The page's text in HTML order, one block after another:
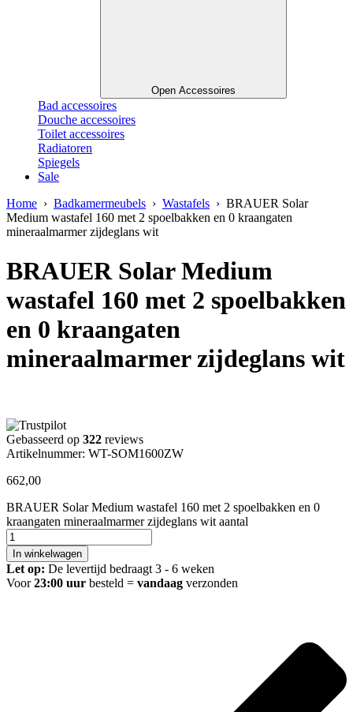
Open Accessoires
Bad accessoires
Douche accessoires
Toilet accessoires
Radiatoren
Spiegels
Sale
Home › Badkamermeubels › Wastafels › BRAUER Solar
Medium wastafel 160 met 2 spoelbakken en 0 kraangaten
mineraalmarmer zijdeglans wit
BRAUER Solar Medium
wastafel 160 met 2 spoelbakken
en 0 kraangaten
mineraalmarmer zijdeglans wit
Gebasseerd op 322 reviews
Artikelnummer: WT-SOM1600ZW
662,00
BRAUER Solar Medium wastafel 160 met 2 spoelbakken en 0
kraangaten mineraalmarmer zijdeglans wit aantal
In winkelwagen
Let op: De levertijd bedraagt 3 - 6 weken
Voor23:00 uur besteld = vandaag verzonden